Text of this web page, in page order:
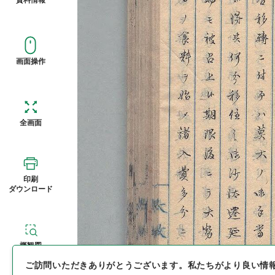
画面操作
全画面
印刷
ダウンロード
概観図
ご訪問いただきありがとうございます。 私たちがより良い情